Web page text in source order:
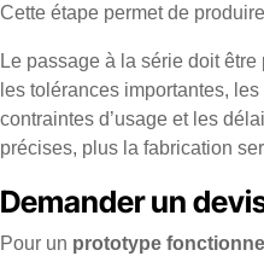
Cette étape permet de
Le passage à la série doit
les tolérances importantes,
contraintes d’usage et les
précises, plus la fabrication
Demander un
Pour un prototype